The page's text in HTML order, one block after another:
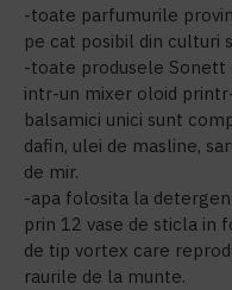
-toate parfumurile
pe cat posibil din culturi
-toate produsele Sonett
intr-un mixer oloid
balsamici unici sunt
dafin, ulei de masline,
de mir.
-apa folosita la
prin 12 vase de sticla in
de tip vortex care
raurile de la munte.